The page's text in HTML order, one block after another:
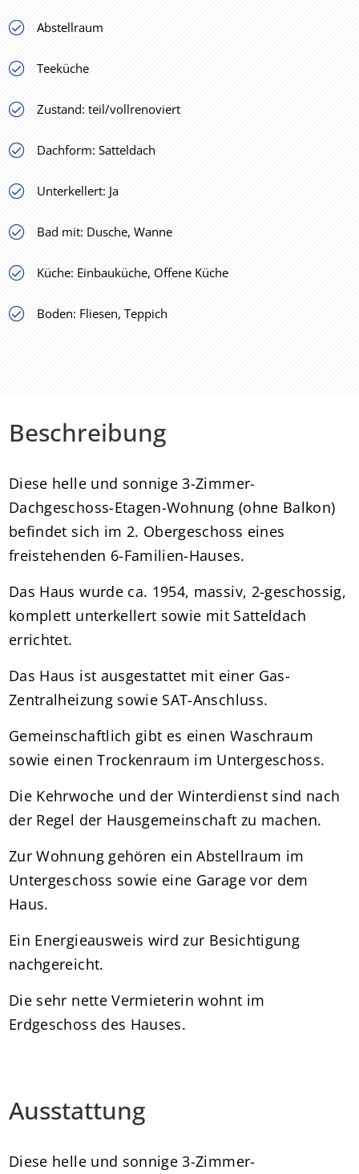
Abstellraum
Teeküche
Zustand: teil/vollrenoviert
Dachform: Satteldach
Unterkellert: Ja
Bad mit: Dusche, Wanne
Küche: Einbauküche, Offene Küche
Boden: Fliesen, Teppich
Beschreibung
Diese helle und sonnige 3-Zimmer-
Dachgeschoss-Etagen-Wohnung (ohne Balkon)
befindet sich im 2. Obergeschoss eines
freistehenden 6-Familien-Hauses.
Das Haus wurde ca. 1954, massiv, 2-geschossig,
komplett unterkellert sowie mit Satteldach
errichtet.
Das Haus ist ausgestattet mit einer Gas-
Zentralheizung sowie SAT-Anschluss.
Gemeinschaftlich gibt es einen Waschraum
sowie einen Trockenraum im Untergeschoss.
Die Kehrwoche und der Winterdienst sind nach
der Regel der Hausgemeinschaft zu machen.
Zur Wohnung gehören ein Abstellraum im
Untergeschoss sowie eine Garage vor dem
Haus.
Ein Energieausweis wird zur Besichtigung
nachgereicht.
Die sehr nette Vermieterin wohnt im
Erdgeschoss des Hauses.
Ausstattung
Diese helle und sonnige 3-Zimmer-